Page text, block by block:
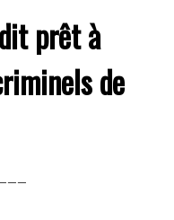
prêt à
de